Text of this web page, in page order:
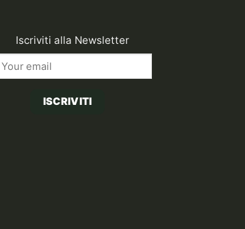
Iscriviti alla Newsletter
ISCRIVITI